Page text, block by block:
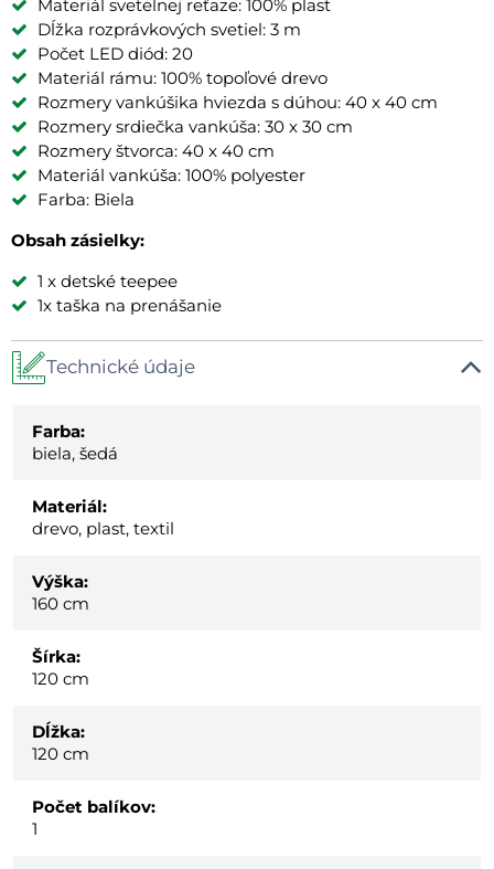
Materiál svetelnej reťaze: 100% plast
Dĺžka rozprávkových svetiel: 3 m
Počet LED diód: 20
Materiál rámu: 100% topoľové drevo
Rozmery vankúšika hviezda s dúhou: 40 x 40 cm
Rozmery srdiečka vankúša: 30 x 30 cm
Rozmery štvorca: 40 x 40 cm
Materiál vankúša: 100% polyester
Farba: Biela
Obsah zásielky:
1 x detské teepee
1x taška na prenášanie
Technické údaje
Farba:
biela, šedá
Materiál:
drevo, plast, textil
Výška:
160 cm
Šírka:
120 cm
Dĺžka:
120 cm
Počet balíkov:
1